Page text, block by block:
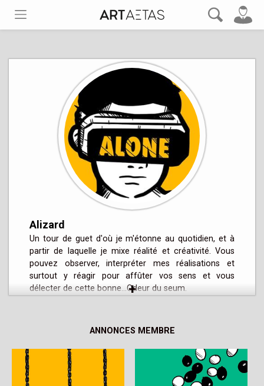
Alizard
Un tour de guet d'où je m'étonne au quotidien, et à
partir de laquelle je mixe réalité et créativité. Vous
pouvez observer, interpréter mes réalisations et
surtout y réagir pour affûter vos sens et vous
délecter de cette bonne...Odeur du seum.
+
ANNONCES MEMBRE